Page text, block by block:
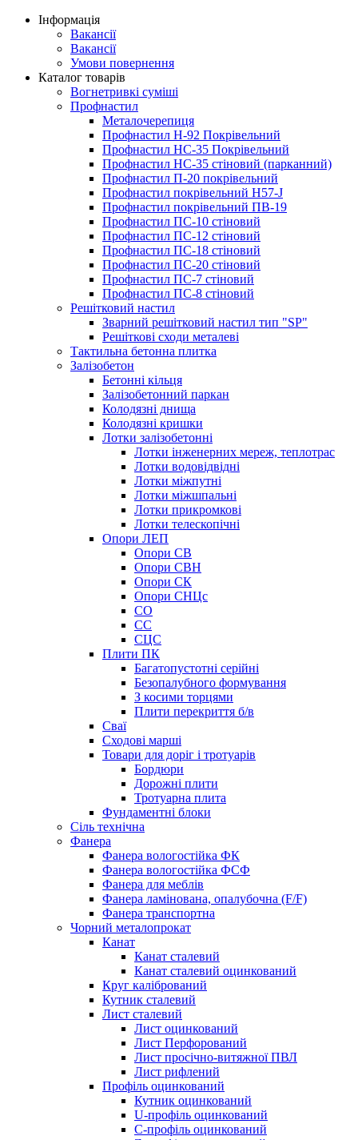
Інформація
Вакансії
Вакансії
Умови повернення
Каталог товарів
Вогнетривкі суміші
Профнастил
Металочерепиця
Профнастил Н-92 Покрівельний
Профнастил НС-35 Покрівельний
Профнастил НС-35 стіновий (парканний)
Профнастил П-20 покрівельний
Профнастил покрівельний H57-J
Профнастил покрівельний ПВ-19
Профнастил ПС-10 стіновий
Профнастил ПС-12 стіновий
Профнастил ПС-18 стіновий
Профнастил ПС-20 стіновий
Профнастил ПС-7 стіновий
Профнастил ПС-8 стіновий
Решітковий настил
Зварний решітковий настил тип "SP"
Решіткові сходи металеві
Тактильна бетонна плитка
Залізобетон
Бетонні кільця
Залізобетонний паркан
Колодязні днища
Колодязні кришки
Лотки залізобетонні
Лотки інженерних мереж, теплотрас
Лотки водовідвідні
Лотки міжпутні
Лотки міжшпальні
Лотки прикромкові
Лотки телескопічні
Опори ЛЕП
Опори СВ
Опори СВН
Опори СК
Опори СНЦс
СО
СС
СЦС
Плити ПК
Багатопустотні серійні
Безопалубного формування
З косими торцями
Плити перекриття б/в
Сваї
Сходові марші
Товари для доріг і тротуарів
Бордюри
Дорожні плити
Тротуарна плита
Фундаментні блоки
Сіль технічна
Фанера
Фанера вологостійка ФК
Фанера вологостійка ФСФ
Фанера для меблів
Фанера ламінована, опалубочна (F/F)
Фанера транспортна
Чорний металопрокат
Канат
Канат сталевий
Канат сталевий оцинкований
Круг калібрований
Кутник сталевий
Лист сталевий
Лист оцинкований
Лист Перфорований
Лист просічно-витяжної ПВЛ
Лист рифлений
Профіль оцинкований
Кутник оцинкований
U-профіль оцинкований
С-профіль оцинкований